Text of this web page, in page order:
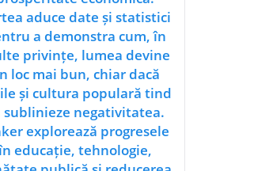
aduce date și statistici
a demonstra cum, în
privințe, lumea devine
loc mai bun, chiar dacă
și cultura populară tind
sublinieze negativitatea.
explorează progresele
educație, tehnologie,